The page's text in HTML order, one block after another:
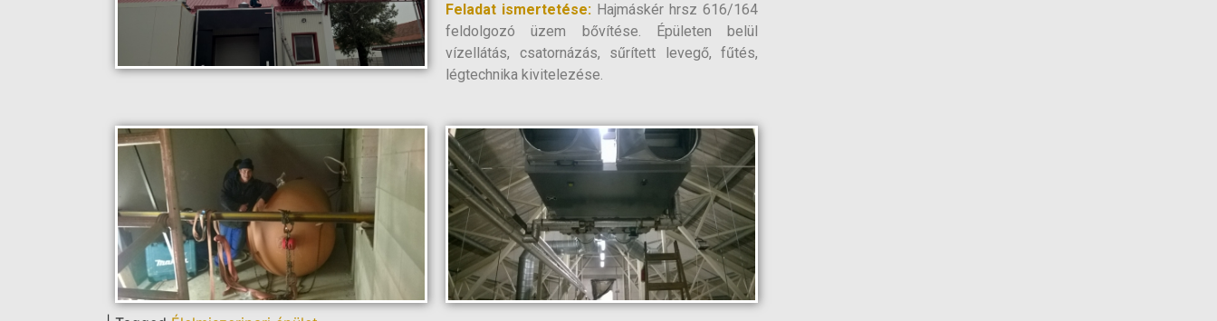
Feladat ismertetése: Hajmáskér hrsz 616/164
feldolgozó üzem bővítése. Épületen belül
vízellátás, csatornázás, sűrített levegő, fűtés,
légtechnika kivitelezése.